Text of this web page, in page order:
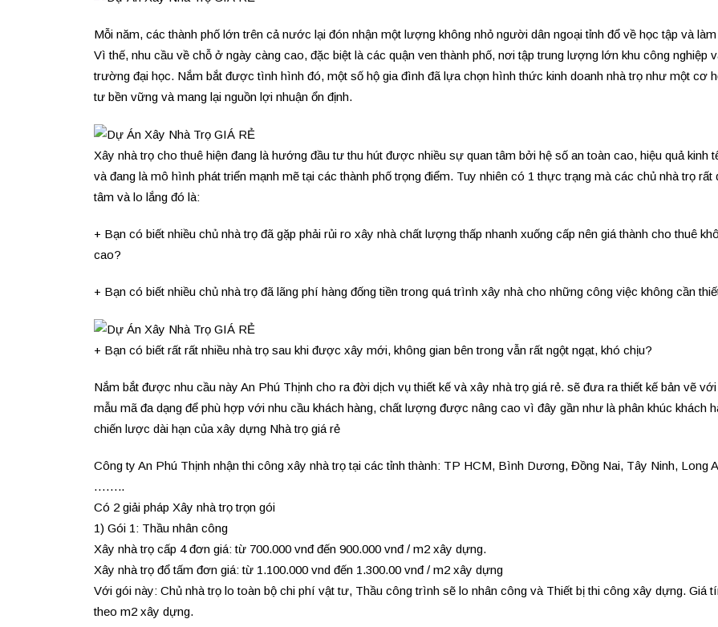
Mỗi năm, các thành phố lớn trên cả nước lại đón nhận một lượng không nhỏ người dân ngoại tỉnh đổ về học tập và
Vì thế, nhu cầu về chỗ ở ngày càng cao, đặc biệt là các quận ven thành phố, nơi tập trung lượng lớn khu công nghiệp
trường đại học. Nắm bắt được tình hình đó, một số hộ gia đình đã lựa chọn hình thức kinh doanh nhà trọ như một cơ
tư bền vững và mang lại nguồn lợi nhuận ổn định.
Xây nhà trọ cho thuê hiện đang là hướng đầu tư thu hút được nhiều sự quan tâm bởi hệ số an toàn cao, hiệu quả kinh
và đang là mô hình phát triển mạnh mẽ tại các thành phố trọng điểm. Tuy nhiên có 1 thực trạng mà các chủ nhà trọ rất
tâm và lo lắng đó là:
+ Bạn có biết nhiều chủ nhà trọ đã gặp phải rủi ro xây nhà chất lượng thấp nhanh xuống cấp nên giá thành cho thuê
cao?
+ Bạn có biết nhiều chủ nhà trọ đã lãng phí hàng đống tiền trong quá trình xây nhà cho những công việc không cần
+ Bạn có biết rất rất nhiều nhà trọ sau khi được xây mới, không gian bên trong vẫn rất ngột ngạt, khó chịu?
Nắm bắt được nhu cầu này An Phú Thịnh cho ra đời dịch vụ thiết kế và xây nhà trọ giá rẻ. sẽ đưa ra thiết kế bản vẽ
mẫu mã đa dạng để phù hợp với nhu cầu khách hàng, chất lượng được nâng cao vì đây gần như là phân khúc khách
chiến lược dài hạn của xây dựng Nhà trọ giá rẻ
Công ty An Phú Thịnh nhận thi công xây nhà trọ tại các tỉnh thành: TP HCM, Bình Dương, Đồng Nai, Tây Ninh, Long
……..
Có 2 giải pháp Xây nhà trọ trọn gói
1) Gói 1: Thầu nhân công
Xây nhà trọ cấp 4 đơn giá: từ 700.000 vnđ đến 900.000 vnđ / m2 xây dựng.
Xây nhà trọ đổ tấm đơn giá: từ 1.100.000 vnd đến 1.300.00 vnđ / m2 xây dựng
Với gói này: Chủ nhà trọ lo toàn bộ chi phí vật tư, Thầu công trình sẽ lo nhân công và Thiết bị thi công xây dựng. Giá
theo m2 xây dựng.